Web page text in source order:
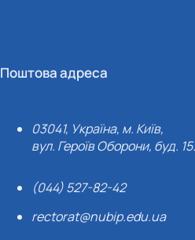
Поштова адреса
03041, Україна, м. Київ,
вул. Героїв Оборони, буд. 15.
(044) 527-82-42
rectorat@nubip.edu.ua